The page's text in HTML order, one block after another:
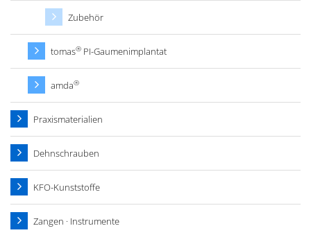
Zubehör
tomas® PI-Gaumenimplantat
amda®
Praxismaterialien
Dehnschrauben
KFO-Kunststoffe
Zangen · Instrumente